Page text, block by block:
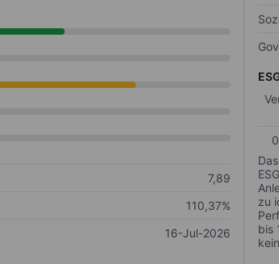
7,89
110,37%
16-Jul-2026
zu
bis